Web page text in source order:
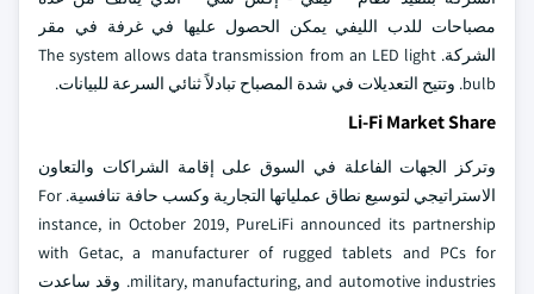
مصباحات للدب الليفي يمكن الحصول عليها في غرفة في مقر
الشركة. The system allows data transmission from an LED light
bulb. وتتيح التعديلات في شدة المصباح تبادلاً ثنائي السرعة للبيانات.
Li-Fi Market Share
وتركز الجهات الفاعلة في السوق على إقامة الشراكات والتعاون
الاستراتيجي لتوسيع نطاق عملياتها التجارية وكسب حافة تنافسية. For
instance, in October 2019, PureLiFi announced its partnership
with Getac, a manufacturer of rugged tablets and PCs for
military, manufacturing, and automotive industries. وقد ساعدت